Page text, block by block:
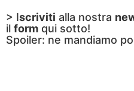
> Iscriviti alla nostra
il form qui sotto!
Spoiler: ne mandiamo